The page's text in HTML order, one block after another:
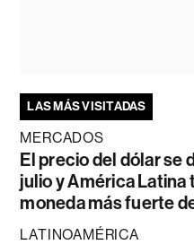
LAS MÁS VISITADAS
MERCADOS
El precio del dólar se
julio y América Latina
moneda más fuerte
LATINOAMÉRICA